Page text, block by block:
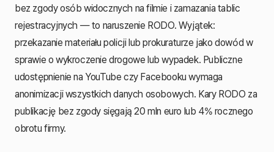
bez zgody osób widocznych na filmie i zamazania tablic
rejestracyjnych — to naruszenie RODO. Wyjątek:
przekazanie materiału policji lub prokuraturze jako dowód w
sprawie o wykroczenie drogowe lub wypadek. Publiczne
udostępnienie na YouTube czy Facebooku wymaga
anonimizacji wszystkich danych osobowych. Kary RODO za
publikację bez zgody sięgają 20 mln euro lub 4% rocznego
obrotu firmy.